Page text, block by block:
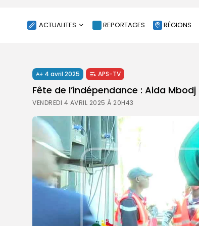
ACTUALITES
SOCIÉTÉ
ÉCONOMIE
CULTURE
SPORT
ENVIRONNEMENT
INTERNATIONAL
AGENDA
SANTE
REPORTAGES RÉGIONS
4 avril 2025 APS-TV
Fête de l’indépendance : Aida
VENDREDI 4 AVRIL 2025 À 20H43